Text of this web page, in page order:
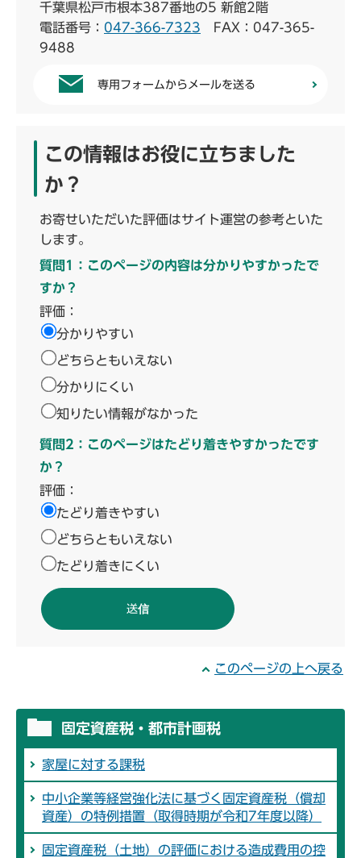
千葉県松戸市根本387番地の5 新館2階
電話番号： 047-366-7323 FAX：047-365-
9488
専用フォームからメールを送る
この情報はお役に立ちました
か？
お寄せいただいた評価はサイト運営の参考といた
します。
質問1：このページの内容は分かりやすかったで
すか？
評価：
分かりやすい
どちらともいえない
分かりにくい
知りたい情報がなかった
質問2：このページはたどり着きやすかったです
か？
評価：
たどり着きやすい
どちらともいえない
たどり着きにくい
このページの上へ戻る
固定資産税・都市計画税
家屋に対する課税
中小企業等経営強化法に基づく固定資産税（償却
資産）の特例措置（取得時期が令和7年度以降）
固定資産税（土地）の評価における造成費用の控